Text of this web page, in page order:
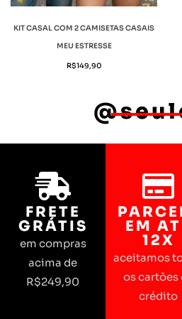
KIT CASAL COM 2 CAMISETAS CASAIS
MEU ESTRESSE
R$149,90
FRETE
GRÁTIS
em compras
acima de
R$249,90
EM
12X
aceitamos
os cartões
crédito